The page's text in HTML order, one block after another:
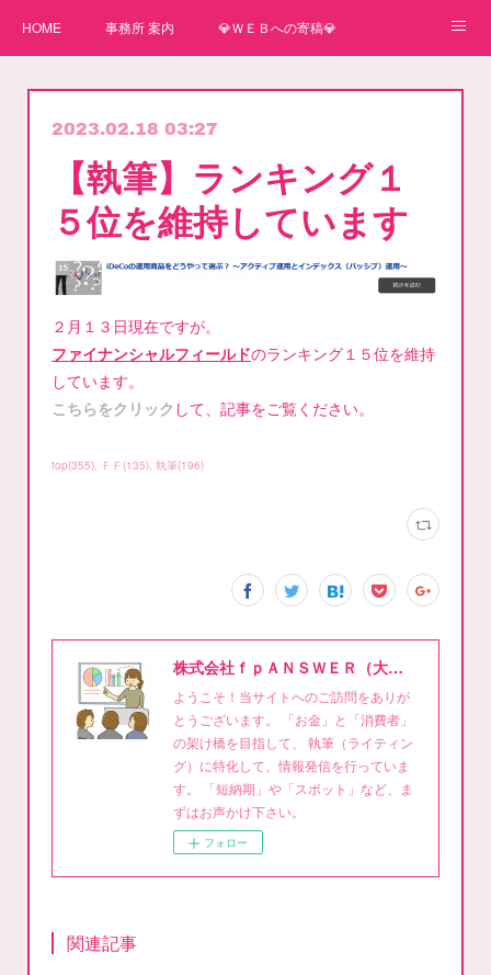
HOME 事務所 案内 💎ＷＥＢへの寄稿💎
弊事務所へのお問い合わせ講師
2023.02.18 03:27
【執筆】ランキング１
５位を維持しています
２月１３日現在ですが。
ファイナンシャルフィールドのランキング１５位を維持
しています。
こちらをクリック して、記事をご覧ください。
top(355) ＦＦ (135) 執筆(196)
株式会社ｆｐＡＮＳＷＥＲ（大泉稔1級FPライティング事務所）
ようこそ！当サイトへのご訪問をありが
とうございます。 「お金」と「消費者」
の架け橋を目指して、 執筆（ライティン
グ）に特化して、情報発信を行っていま
す。 「短納期」や「スポット」など、ま
ずはお声かけ下さい。
フォロー
関連記事